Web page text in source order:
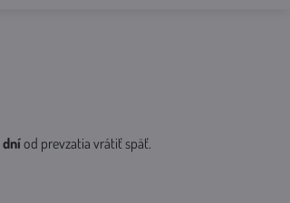
dníod prevzatia vrátiť späť.